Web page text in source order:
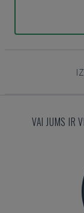
VAI JUMS IR